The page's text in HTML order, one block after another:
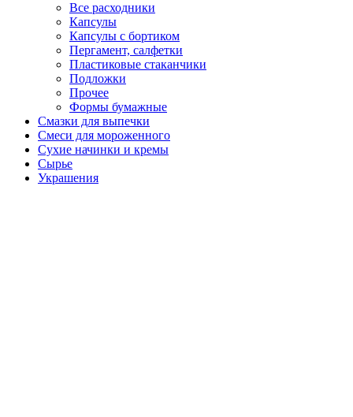
Все расходники
Капсулы
Капсулы с бортиком
Пергамент, салфетки
Пластиковые стаканчики
Подложки
Прочее
Формы бумажные
Смазки для выпечки
Смеси для мороженного
Сухие начинки и кремы
Сырье
Украшения